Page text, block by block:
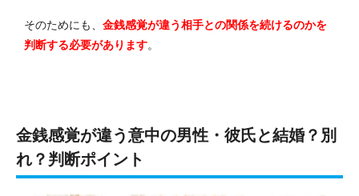
そのためにも、 金銭感覚が違う相手との関係を続けるのかを
判断する必要があります。
金銭感覚が違う意中の男性・彼氏と結婚？別
れ？判断ポイント